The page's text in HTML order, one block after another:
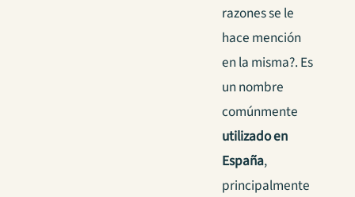
razones se le
hace mención
en la misma?. Es
un nombre
comúnmente
utilizado en
España,
principalmente